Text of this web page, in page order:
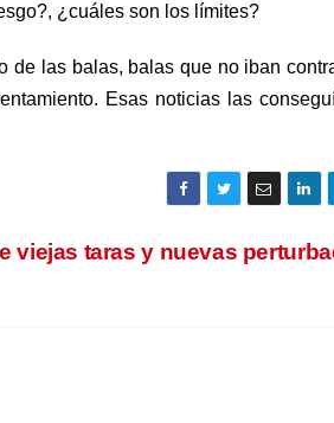
¿cuáles son los límites?
de las balas, balas que no iban
Esas noticias las
viejas taras y nuevas